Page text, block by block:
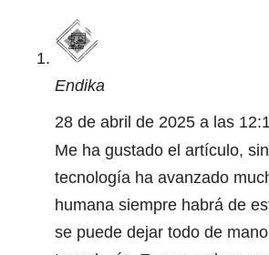
Endika
28 de abril de 2025 a las
Me ha gustado el artículo,
tecnología ha avanzado
humana siempre habrá de
se puede dejar todo de